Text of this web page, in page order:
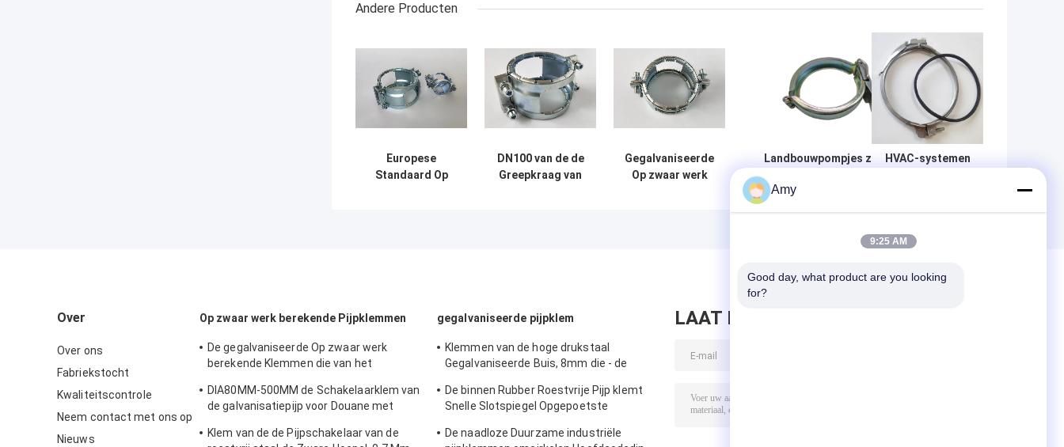
Andere Producten
Europese
Standaard Op
DN100 van de de
Greepkraag van
Gegalvaniseerde
Op zwaar werk
Combi
Landbouwpompjes zware
irrigatiepijpkoppelingsclamps
HVAC-systemen
klem spiraal duct
Over
Over ons
Fabriekstocht
Kwaliteitscontrole
Neem contact met ons op
Nieuws
Op zwaar werk berekende Pijpklemmen
De gegalvaniseerde Op zwaar werk
berekende Klemmen die van het
opzetten
DIA80MM-500MM de Schakelaarklem van
de galvanisatiepijp voor Douane met
Klem van de de Pijpschakelaar van de
gegalvaniseerde pijpklem
Klemmen van de hoge drukstaal
Gegalvaniseerde Buis, 8mm die - de
opzetten
De binnen Rubber Roestvrije Pijp klemt
Snelle Slotspiegel Opgepoetste
De naadloze Duurzame industriële
LAAT BERICHT ACHTER
Amy
9:25 AM
Good day, what product are you looking
for?